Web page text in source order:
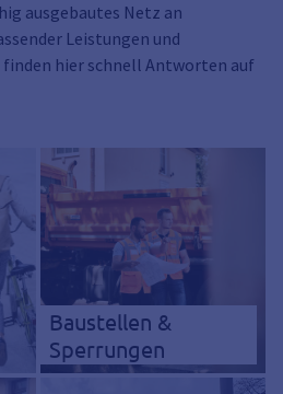
ausgebautes Netz an
Leistungen und
hier schnell Antworten auf
Baustellen &
Sperrungen